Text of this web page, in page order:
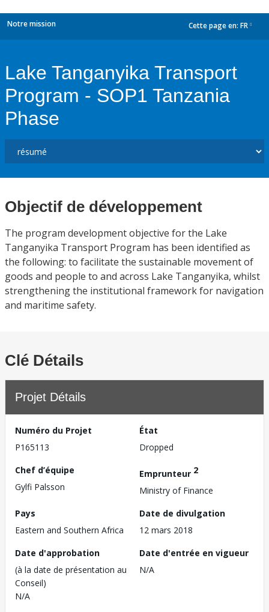
Notre mission Cette page en: FR
Lake Tanganyika Transport
Program - SOP1 Tanzania
Phase
Objectif de développement
The program development objective for the Lake
Tanganyika Transport Program has been identified as
the following: to facilitate the sustainable movement of
goods and people to and across Lake Tanganyika, whilst
strengthening the institutional framework for navigation
and maritime safety.
Clé Détails
Projet Détails
Numéro du Projet
P165113
État
Dropped
Chef d’équipe
Gylfi Palsson
Emprunteur 2
Ministry of Finance
Pays
Eastern and Southern Africa
Date de divulgation
12 mars 2018
Date d'approbation
(à la date de présentation au
Conseil)
N/A
Date d'entrée en vigueur
N/A